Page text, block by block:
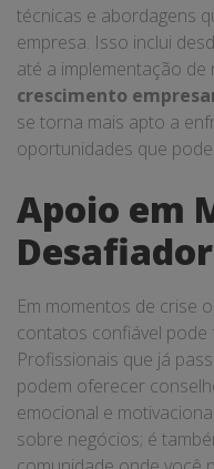
técnicas e abordagens
empresa. Isso inclui
até a implementação de
crescimento
se torna mais apto a
oportunidades que
Apoio em
Em momentos de crise
contatos confiável
Profissionais que já
podem oferecer
emocional e
sobre negócios; é